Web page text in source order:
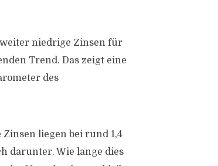
niedrige Zinsen für
Trend. Das zeigt eine
des
liegen bei rund 1,4
darunter. Wie lange dies